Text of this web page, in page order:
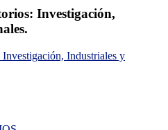
Investigación,